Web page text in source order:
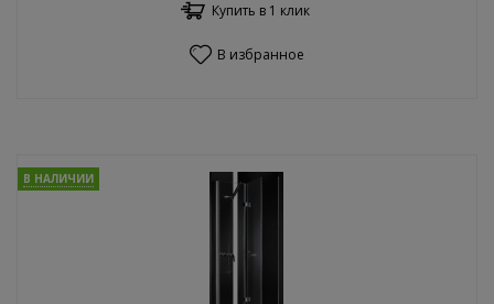
Купить в 1 клик
В избранное
В НАЛИЧИИ